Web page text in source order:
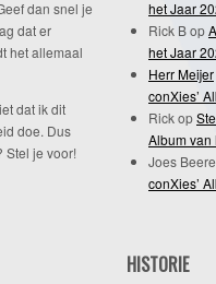
dan snel je
dat er
het allemaal
dat ik dit
doe. Dus
Stel je voor!
het Jaar
Rick Bop
het Jaar
Herr Meijer
conXies’
Rickop
Album van
Joes
conXies’
HISTORIE